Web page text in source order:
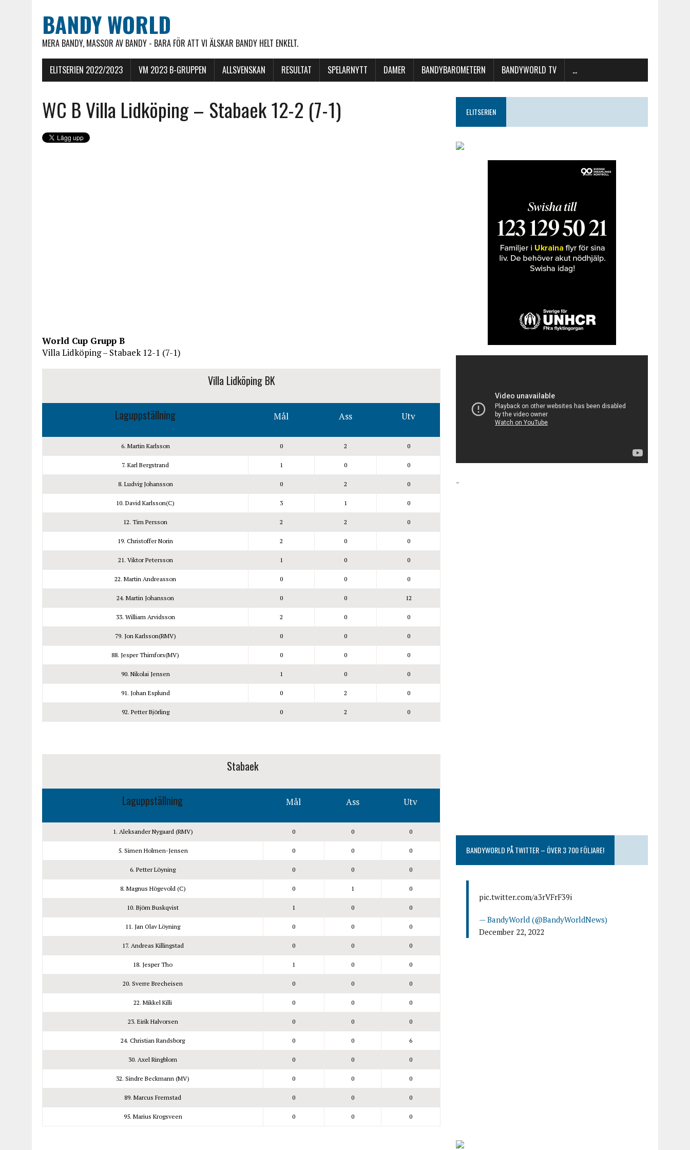
BANDY WORLD
MERA BANDY, MASSOR AV BANDY - BARA FÖR ATT VI ÄLSKAR BANDY HELT ENKELT.
ELITSERIEN 2022/2023 VM 2023 B-GRUPPEN ALLSVENSKAN RESULTAT SPELARNYTT DAMER BANDYBAROMETERN BANDYWORLD TV …
WC B Villa Lidköping – Stabaek 12-2 (7-1)
World Cup Grupp B
Villa Lidköping – Stabaek 12-1 (7-1)
Villa Lidköping BK
Laguppställning Mål Ass Utv
6. Martin Karlsson 0 2 0
7. Karl Bergstrand 1 0 0
8. Ludvig Johansson 0 2 0
10. David Karlsson(C) 3 1 0
12. Tim Persson 2 2 0
19. Christoffer Norin 2 0 0
21. Viktor Petersson 1 0 0
22. Martin Andreasson 0 0 0
24. Martin Johansson 0 0 12
33. William Arvidsson 2 0 0
79. Jon Karlsson(RMV) 0 0 0
88. Jesper Thimfors(MV) 0 0 0
90. Nikolai Jensen 1 0 0
91. Johan Esplund 0 2 0
92. Petter Björling 0 2 0
Stabaek
Laguppställning Mål Ass Utv
1. Aleksander Nygaard (RMV) 0 0 0
5. Simen Holmen-Jensen 0 0 0
6. Petter Löyning 0 0 0
8. Magnus Högevold (C) 0 1 0
10. Björn Buskqvist 1 0 0
11. Jan Olav Löyning 0 0 0
17. Andreas Killingstad 0 0 0
18. Jesper Tho 1 0 0
20. Sverre Brecheisen 0 0 0
22. Mikkel Killi 0 0 0
23. Eirik Halvorsen 0 0 0
24. Christian Randsborg 0 0 6
30. Axel Ringblom 0 0 0
32. Sindre Beckmann (MV) 0 0 0
89. Marcus Fremstad 0 0 0
95. Marius Krogsveen 0 0 0
ELITSERIEN
-
BANDYWORLD PÅ TWITTER – ÖVER 3 700 FÖLJARE!
pic.twitter.com/a3rVFrF39i
— BandyWorld (@BandyWorldNews)
December 22, 2022